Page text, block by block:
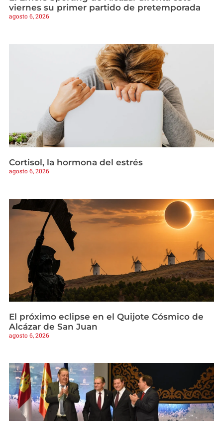
viernes su primer partido de pretemporada
agosto 6, 2026
Cortisol, la hormona del estrés
agosto 6, 2026
El próximo eclipse en el Quijote Cósmico de
Alcázar de San Juan
agosto 6, 2026